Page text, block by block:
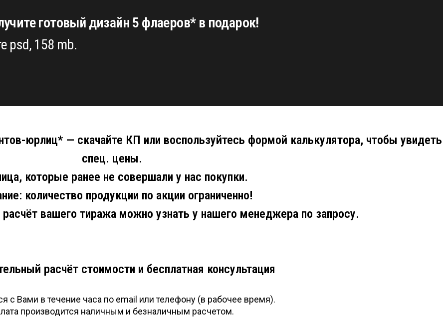
готовый дизайн 5 флаеров* в подарок!
psd, 158 mb.
юрлиц* — скачайте КП или воспользуйтесь формой калькулятора, чтобы увидеть
спец. цены.
которые ранее не совершали у нас покупки.
количество продукции по акции ограниченно!
вашего тиража можно узнать у нашего менеджера по запросу.
расчёт стоимости и бесплатная консультация
с Вами в течение часа по email или телефону (в рабочее время).
производится наличным и безналичным расчетом.